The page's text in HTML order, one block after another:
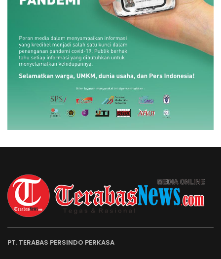
PT. TERABAS PERSINDO PERKASA